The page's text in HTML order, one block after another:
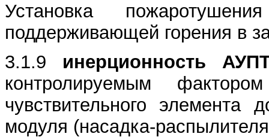
Установка
поддерживающей горения в
3.1.9 инерционность
контролируемым
чувствительного
модуля (насадка-